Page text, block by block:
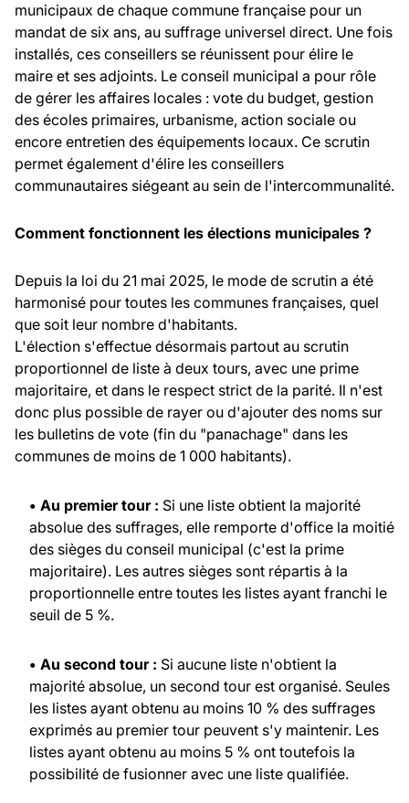
municipaux de chaque commune française pour un
mandat de six ans, au suffrage universel direct. Une fois
installés, ces conseillers se réunissent pour élire le
maire et ses adjoints. Le conseil municipal a pour rôle
de gérer les affaires locales : vote du budget, gestion
des écoles primaires, urbanisme, action sociale ou
encore entretien des équipements locaux. Ce scrutin
permet également d'élire les conseillers
communautaires siégeant au sein de l'intercommunalité.
Comment fonctionnent les élections municipales ?
Depuis la loi du 21 mai 2025, le mode de scrutin a été
harmonisé pour toutes les communes françaises, quel
que soit leur nombre d'habitants.
L'élection s'effectue désormais partout au scrutin
proportionnel de liste à deux tours, avec une prime
majoritaire, et dans le respect strict de la parité. Il n'est
donc plus possible de rayer ou d'ajouter des noms sur
les bulletins de vote (fin du "panachage" dans les
communes de moins de 1 000 habitants).
• Au premier tour : Si une liste obtient la majorité
absolue des suffrages, elle remporte d'office la moitié
des sièges du conseil municipal (c'est la prime
majoritaire). Les autres sièges sont répartis à la
proportionnelle entre toutes les listes ayant franchi le
seuil de 5 %.
• Au second tour : Si aucune liste n'obtient la
majorité absolue, un second tour est organisé. Seules
les listes ayant obtenu au moins 10 % des suffrages
exprimés au premier tour peuvent s'y maintenir. Les
listes ayant obtenu au moins 5 % ont toutefois la
possibilité de fusionner avec une liste qualifiée.